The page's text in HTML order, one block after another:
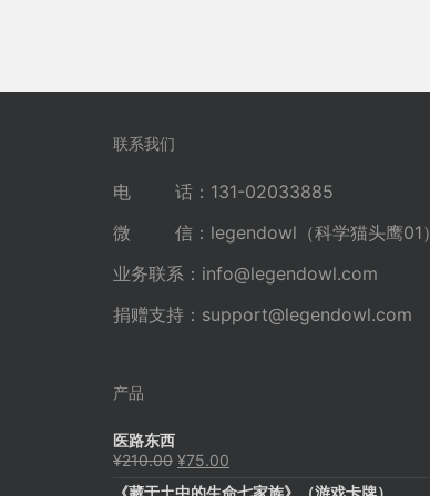
联系我们
电 话：131-02033885
微 信：legendowl（科学猫头鹰01）
业务联系： info@legendowl.com
捐赠支持： support@legendowl.com
产品
医路东西
¥210.00 原
¥75.00